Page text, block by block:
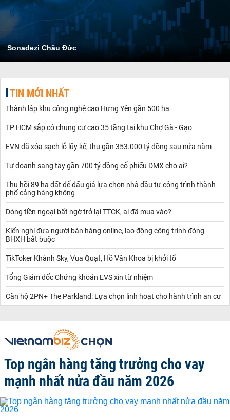
Sonadezi Châu Đức
TIN MỚI NHẤT
Thành lập khu công nghệ cao Hưng Yên gần 500 ha
TP HCM sắp có chung cư cao 35 tầng tại khu Chợ Gà - Gạo
EVN đã xóa sạch lỗ lũy kế, thu gần 353.000 tỷ đồng sau nửa năm
Tự doanh sang tay gần 700 tỷ đồng cổ phiếu DMX cho ai?
Thu hồi 89 ha đất để đấu giá lựa chọn nhà đầu tư công trình thành
phố cảng hàng không
Dòng tiền ngoại bất ngờ trở lại TTCK, ai đã mua vào?
Kiến nghị đưa người bán hàng online, lao động công trình đóng
BHXH bắt buộc
TikToker Khánh Sky, Vua Quạt, Hồ Văn Khoa bị khởi tố
Tổng Giám đốc Chứng khoán EVS xin từ nhiệm
Căn hộ 2PN+ The Parkland: Lựa chọn linh hoạt cho hành trình an cư
Top ngân hàng tăng trưởng cho vay
mạnh nhất nửa đầu năm 2026